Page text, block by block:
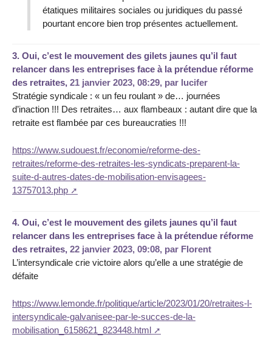
étatiques militaires sociales ou juridiques du passé
pourtant encore bien trop présentes actuellement.
3. Oui, c’est le mouvement des gilets jaunes qu’il faut
relancer dans les entreprises face à la prétendue réforme
des retraites, 21 janvier 2023, 08:29, par lucifer
Stratégie syndicale : « un feu roulant » de… journées
d’inaction !!! Des retraites… aux flambeaux : autant dire que la
retraite est flambée par ces bureaucraties !!!
https://www.sudouest.fr/economie/reforme-des-
retraites/reforme-des-retraites-les-syndicats-preparent-la-
suite-d-autres-dates-de-mobilisation-envisagees-
13757013.php
4. Oui, c’est le mouvement des gilets jaunes qu’il faut
relancer dans les entreprises face à la prétendue réforme
des retraites, 22 janvier 2023, 09:08, par Florent
L’intersyndicale crie victoire alors qu’elle a une stratégie de
défaite
https://www.lemonde.fr/politique/article/2023/01/20/retraites-l-
intersyndicale-galvanisee-par-le-succes-de-la-
mobilisation_6158621_823448.html